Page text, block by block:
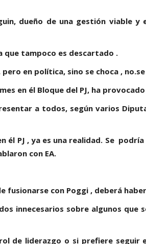
dueño de una gestión viable y
que tampoco es descartado .
en política, sino se choca ,
en él Bloque del PJ, ha
a todos, según varios
él PJ , ya es una realidad. Se
con EA.
fusionarse con Poggi , deberá
innecesarios sobre algunos que
de liderazgo o si prefiere seguir